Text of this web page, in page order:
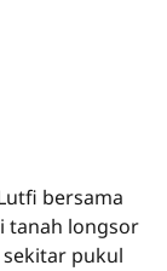
bersama
tanah longsor
sekitar pukul